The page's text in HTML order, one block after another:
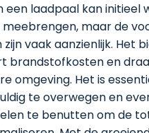
een laadpaal kan initieel
maar de
vaak aanzienlijk. Het
brandstofkosten en
omgeving. Het is
te overwegen en
te benutten om de